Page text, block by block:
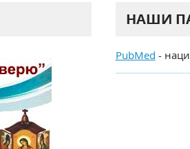
НАШИ
PubMed -